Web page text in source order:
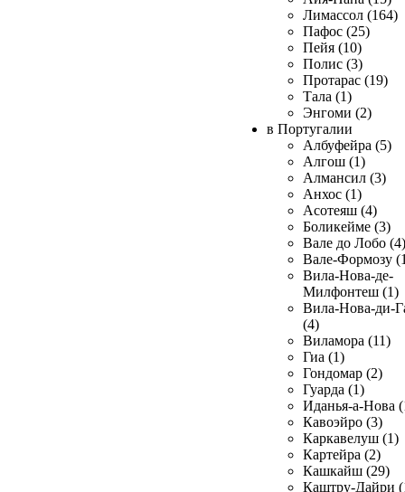
Лимассол (164)
Пафос (25)
Пейя (10)
Полис (3)
Протарас (19)
Тала (1)
Энгоми (2)
в Португалии
Албуфейра (5)
Алгош (1)
Алмансил (3)
Анхос (1)
Асотеяш (4)
Боликейме (3)
Вале до Лобо (4)
Вале-Формозу
Вила-Нова-де-
Милфонтеш (1)
Вила-Нова-ди-
(4)
Виламора (11)
Гиа (1)
Гондомар (2)
Гуарда (1)
Иданья-а-Нова
Кавоэйро (3)
Каркавелуш (1)
Картейра (2)
Кашкайш (29)
Каштру-Дайри